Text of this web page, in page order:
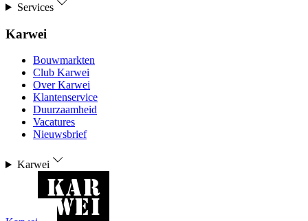
Services
Karwei
Bouwmarkten
Club Karwei
Over Karwei
Klantenservice
Duurzaamheid
Vacatures
Nieuwsbrief
Karwei